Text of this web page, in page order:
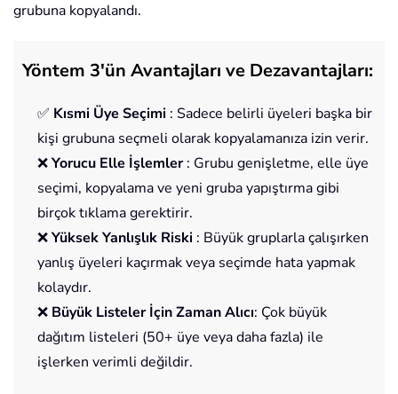
grubuna kopyalandı.
Yöntem 3'ün Avantajları ve Dezavantajları:
✅ Kısmi Üye Seçimi : Sadece belirli üyeleri başka bir
kişi grubuna seçmeli olarak kopyalamanıza izin verir.
❌Yorucu Elle İşlemler: Grubu genişletme, elle üye
seçimi, kopyalama ve yeni gruba yapıştırma gibi
birçok tıklama gerektirir.
❌Yüksek Yanlışlık Riski : Büyük gruplarla çalışırken
yanlış üyeleri kaçırmak veya seçimde hata yapmak
kolaydır.
❌ Büyük Listeler İçin Zaman Alıcı: Çok büyük
dağıtım listeleri (50+ üye veya daha fazla) ile
işlerken verimli değildir.